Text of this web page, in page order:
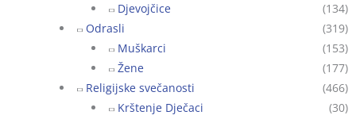
Djevojčice
(134)
Odrasli
(319)
Muškarci
(153)
Žene
(177)
Religijske svečanosti
(466)
Krštenje Dječaci
(30)